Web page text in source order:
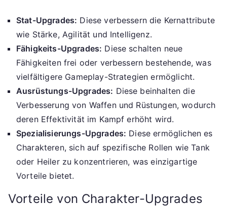
Stat-Upgrades: Diese verbessern die Kernattribute
wie Stärke, Agilität und Intelligenz.
Fähigkeits-Upgrades: Diese schalten neue
Fähigkeiten frei oder verbessern bestehende, was
vielfältigere Gameplay-Strategien ermöglicht.
Ausrüstungs-Upgrades: Diese beinhalten die
Verbesserung von Waffen und Rüstungen, wodurch
deren Effektivität im Kampf erhöht wird.
Spezialisierungs-Upgrades: Diese ermöglichen es
Charakteren, sich auf spezifische Rollen wie Tank
oder Heiler zu konzentrieren, was einzigartige
Vorteile bietet.
Vorteile von Charakter-Upgrades